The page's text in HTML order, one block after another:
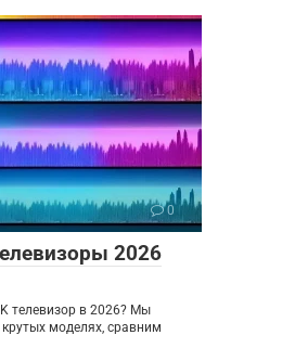
0
2026
телевизор в 2026? Мы
моделях, сравним